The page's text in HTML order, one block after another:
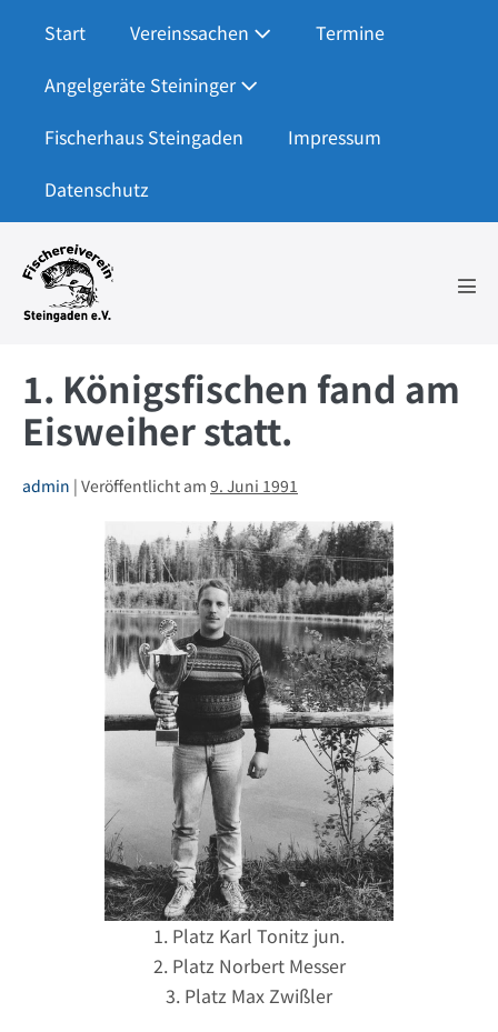
Inhalt
springen
Start Vereinssachen
Termine
Angelgeräte Steininger
Fischerhaus Steingaden
Impressum
Datenschutz
1. Königsfischen fand am
Eisweiher statt.
admin | Veröffentlicht am 9. Juni 1991
1. Platz Karl Tonitz jun.
2. Platz Norbert Messer
3. Platz Max Zwißler